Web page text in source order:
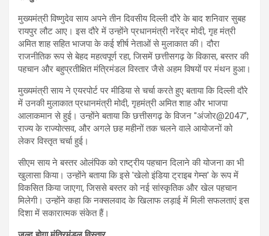
मुख्यमंत्री विष्णुदेव साय अपने तीन दिवसीय दिल्ली दौरे के बाद शनिवार सुबह
रायपुर लौट आए। इस दौरे में उन्होंने प्रधानमंत्री नरेंद्र मोदी, गृह मंत्री
अमित शाह सहित भाजपा के कई शीर्ष नेताओं से मुलाकात की। दौरा
राजनीतिक रूप से बेहद महत्वपूर्ण रहा, जिसमें छत्तीसगढ़ के विकास, बस्तर की
पहचान और बहुप्रतीक्षित मंत्रिमंडल विस्तार जैसे अहम विषयों पर मंथन हुआ।
मुख्यमंत्री साय ने एयरपोर्ट पर मीडिया से चर्चा करते हुए बताया कि दिल्ली दौरे
में उनकी मुलाकात प्रधानमंत्री मोदी, गृहमंत्री अमित शाह और भाजपा
आलाकमान से हुई। उन्होंने बताया कि छत्तीसगढ़ के विजन "अंजोर@2047",
राज्य के राज्योत्सव, और अगले छह महीनों तक चलने वाले आयोजनों को
लेकर विस्तृत चर्चा हुई।
सीएम साय ने बस्तर ओलंपिक को राष्ट्रीय पहचान दिलाने की योजना का भी
खुलासा किया। उन्होंने बताया कि इसे 'खेलो इंडिया ट्राइब गेम्स' के रूप में
विकसित किया जाएगा, जिससे बस्तर को नई सांस्कृतिक और खेल पहचान
मिलेगी। उन्होंने कहा कि नक्सलवाद के खिलाफ लड़ाई में मिली सफलताएं इस
दिशा में सकारात्मक संकेत हैं।